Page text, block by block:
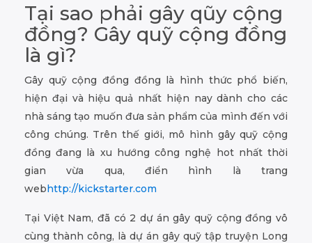
Tại sao phải gây qũy cộng
đồng? Gây quỹ cộng đồng
là gì?
Gây quỹ cộng đồng đồng là hình thức phổ biến,
hiện đại và hiệu quả nhất hiện nay dành cho các
nhà sáng tạo muốn đưa sản phẩm của mình đến với
công chúng. Trên thế giới, mô hình gây quỹ cộng
đồng đang là xu hướng công nghệ hot nhất thời
gian vừa qua, điển hình là trang
webhttp://kickstarter.com
Tại Việt Nam, đã có 2 dự án gây quỹ cộng đồng vô
cùng thành công, là dự án gây quỹ tập truyện Long